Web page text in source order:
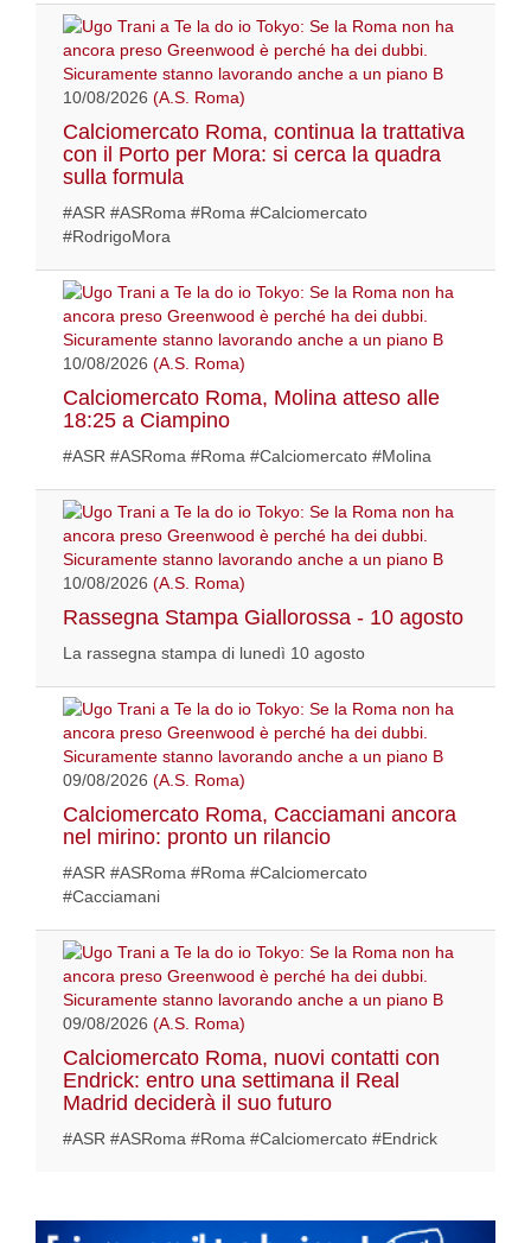
10/08/2026 (A.S. Roma)
Calciomercato Roma, continua la trattativa
con il Porto per Mora: si cerca la quadra
sulla formula
#ASR #ASRoma #Roma #Calciomercato
#RodrigoMora
10/08/2026 (A.S. Roma)
Calciomercato Roma, Molina atteso alle
18:25 a Ciampino
#ASR #ASRoma #Roma #Calciomercato #Molina
10/08/2026 (A.S. Roma)
Rassegna Stampa Giallorossa - 10 agosto
La rassegna stampa di lunedì 10 agosto
09/08/2026 (A.S. Roma)
Calciomercato Roma, Cacciamani ancora
nel mirino: pronto un rilancio
#ASR #ASRoma #Roma #Calciomercato
#Cacciamani
09/08/2026 (A.S. Roma)
Calciomercato Roma, nuovi contatti con
Endrick: entro una settimana il Real
Madrid deciderà il suo futuro
#ASR #ASRoma #Roma #Calciomercato #Endrick